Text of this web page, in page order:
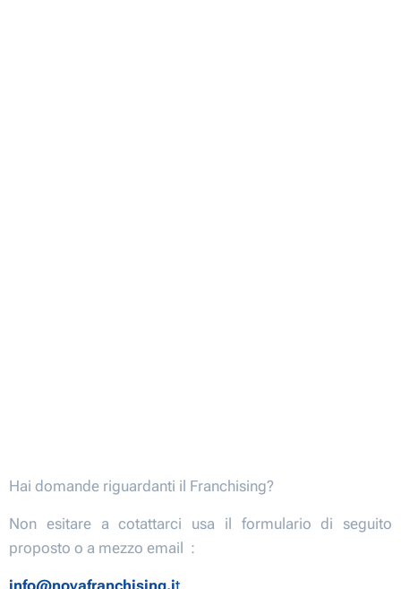
Hai domande riguardanti il Franchising?
Non esitare a cotattarci usa il formulario di seguito
proposto o a mezzo email :